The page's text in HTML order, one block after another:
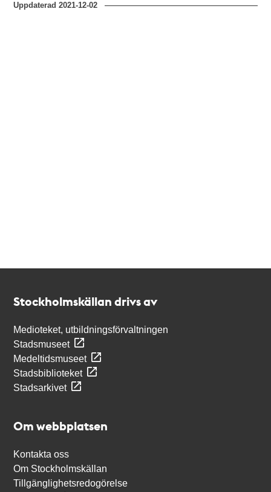
Uppdaterad2021-12-02
Stockholmskällan drivs av
Medioteket, utbildningsförvaltningen
Stadsmuseet
Medeltidsmuseet
Stadsbiblioteket
Stadsarkivet
Om webbplatsen
Kontakta oss
Om Stockholmskällan
Tillgänglighetsredogörelse